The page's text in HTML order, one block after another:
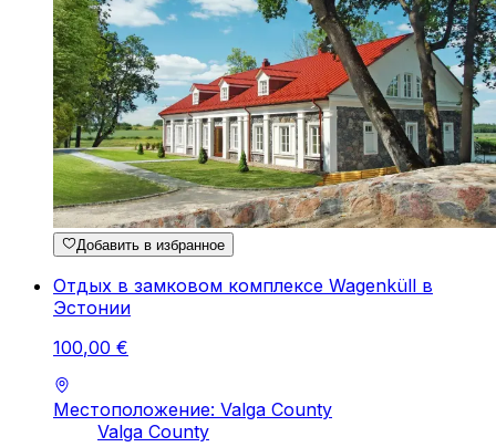
Добавить в избранное
Отдых в замковом комплексе Wagenküll в
Эстонии
100,00 €
Местоположение: Valga County
Valga County